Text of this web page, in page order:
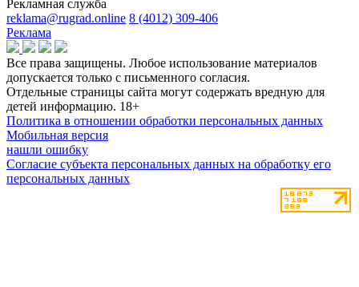
Рекламная служба
reklama@rugrad.online 8 (4012) 309-406
Реклама
Все права защищены. Любое использование материалов
допускается только с письменного согласия.
Отдельные страницы сайта могут содержать вредную для
детей информацию. 18+
Политика в отношении обработки персональных данных
Мобильная версия
нашли ошибку
Согласие субъекта персональных данных на обработку его
персональных данных